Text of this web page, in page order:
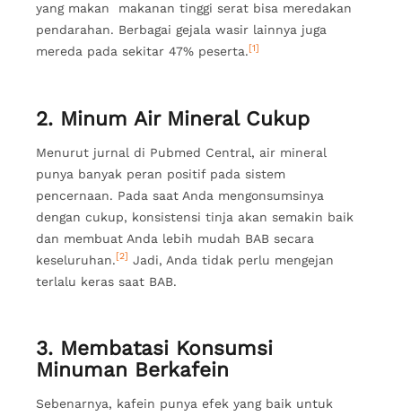
yang makan makanan tinggi serat bisa meredakan
pendarahan. Berbagai gejala wasir lainnya juga
mereda pada sekitar 47% peserta. [1]
2. Minum Air Mineral Cukup
Menurut jurnal di Pubmed Central, air mineral
punya banyak peran positif pada sistem
pencernaan. Pada saat Anda mengonsumsinya
dengan cukup, konsistensi tinja akan semakin baik
dan membuat Anda lebih mudah BAB secara
keseluruhan. [2] Jadi, Anda tidak perlu mengejan
terlalu keras saat BAB.
3. Membatasi Konsumsi
Minuman Berkafein
Sebenarnya, kafein punya efek yang baik untuk